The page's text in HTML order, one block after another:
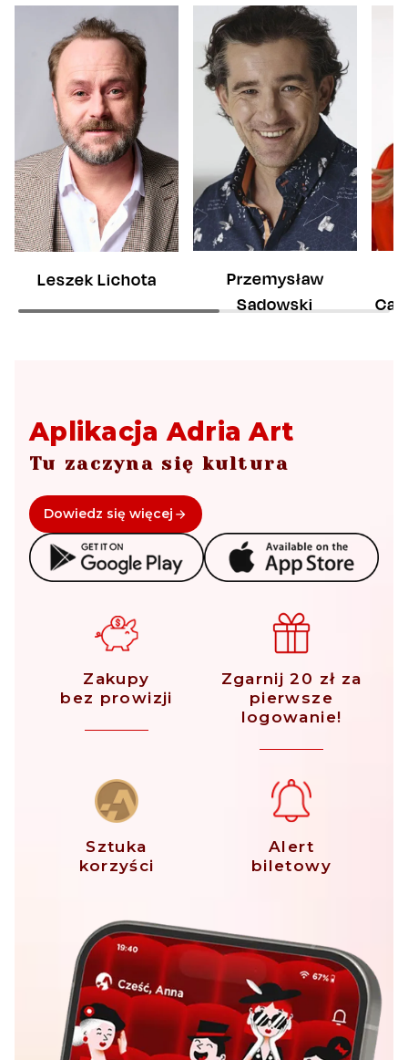
Leszek Lichota
Przemysław
Sadowski
Aplikacja Adria Art
Tu zaczyna się kultura
Dowiedz się więcej
Zakupy
bez prowizji
Zgarnij 20 zł za
pierwsze
logowanie!
Sztuka
korzyści
Alert
biletowy